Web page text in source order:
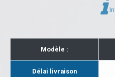
Modèle :
Délai livraison